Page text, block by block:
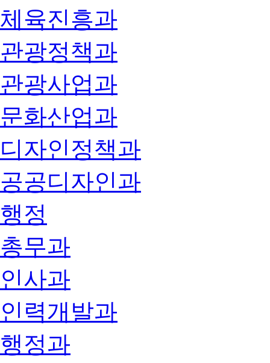
체육진흥과
관광정책과
관광사업과
문화산업과
디자인정책과
공공디자인과
행정
총무과
인사과
인력개발과
행정과